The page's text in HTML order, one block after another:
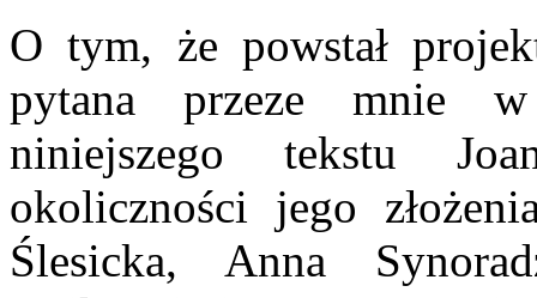
O tym, że powstał
pytana przeze mnie
niniejszego tekstu
okoliczności jego
Ślesicka, Anna